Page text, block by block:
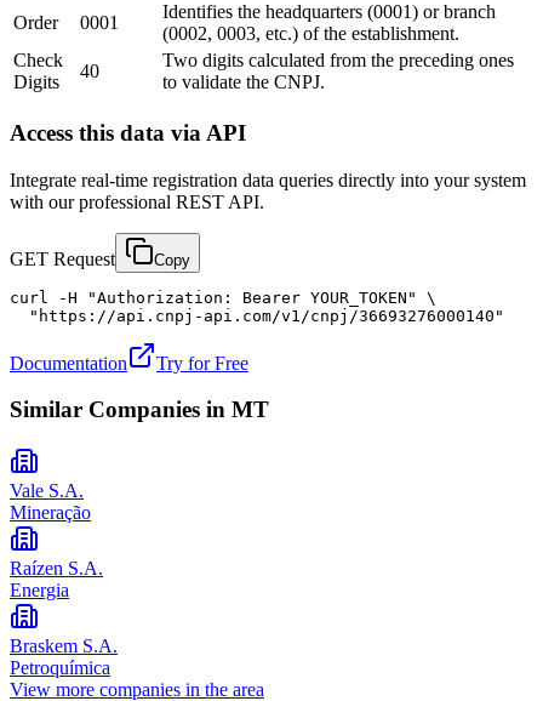
Order
0001
Identifies the headquarters (0001) or branch
(0002, 0003, etc.) of the establishment.
Check
Digits
40
Two digits calculated from the preceding ones
to validate the CNPJ.
Access this data via API
Integrate real-time registration data queries directly into your system
with our professional REST API.
GET Request Copy
curl -H "Authorization: Bearer YOUR_TOKEN" \
  "https://api.cnpj-api.com/v1/cnpj/36693276000140"
Documentation Try for Free
Similar Companies in MT
Vale S.A.
Mineração
Raízen S.A.
Energia
Braskem S.A.
Petroquímica
View more companies in the area